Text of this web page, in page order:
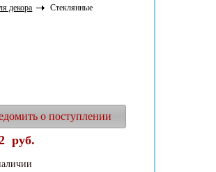
декора
Стеклянные
о поступлении
руб.